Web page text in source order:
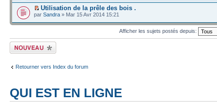
Utilisation de la prêle des bois .
par Sandra » Mar 15 Avr 2014 15:21
Afficher les sujets postés depuis:
Écrire un nouveau
sujet
Retourner vers Index du forum
QUI EST EN LIGNE